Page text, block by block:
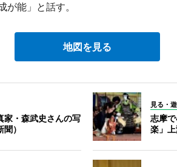
能」と話す。
地図を見る
家・森武史さんの写
）
見る・
志摩
楽」上